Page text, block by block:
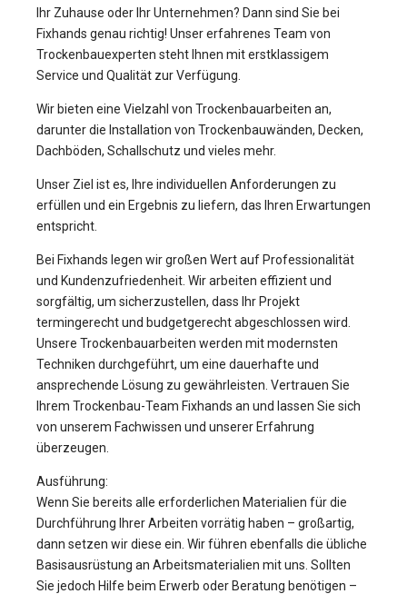
Ihr Zuhause oder Ihr Unternehmen? Dann sind Sie bei
Fixhands genau richtig! Unser erfahrenes Team von
Trockenbauexperten steht Ihnen mit erstklassigem
Service und Qualität zur Verfügung.
Wir bieten eine Vielzahl von Trockenbauarbeiten an,
darunter die Installation von Trockenbauwänden, Decken,
Dachböden, Schallschutz und vieles mehr.
Unser Ziel ist es, Ihre individuellen Anforderungen zu
erfüllen und ein Ergebnis zu liefern, das Ihren Erwartungen
entspricht.
Bei Fixhands legen wir großen Wert auf Professionalität
und Kundenzufriedenheit. Wir arbeiten effizient und
sorgfältig, um sicherzustellen, dass Ihr Projekt
termingerecht und budgetgerecht abgeschlossen wird.
Unsere Trockenbauarbeiten werden mit modernsten
Techniken durchgeführt, um eine dauerhafte und
ansprechende Lösung zu gewährleisten. Vertrauen Sie
Ihrem Trockenbau-Team Fixhands an und lassen Sie sich
von unserem Fachwissen und unserer Erfahrung
überzeugen.
Ausführung:
Wenn Sie bereits alle erforderlichen Materialien für die
Durchführung Ihrer Arbeiten vorrätig haben – großartig,
dann setzen wir diese ein. Wir führen ebenfalls die übliche
Basisausrüstung an Arbeitsmaterialien mit uns. Sollten
Sie jedoch Hilfe beim Erwerb oder Beratung benötigen –